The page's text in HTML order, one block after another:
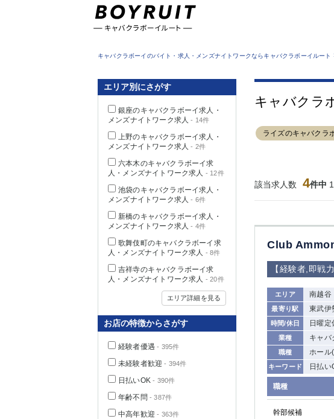
キャバクラボーイのバイト・求人・メンズナイトワークならキャバクラボーイルート
キャバクラ
ライズのキャバクラ
該当求人数 4件中
Club
【経験者,即戦
エリア 南越谷
最寄り駅 東武伊
時間/休日 日曜
業種 キャバ
職種 ホール
キーワード 日払
職種
幹部候補
エリア別にさがす
銀座のキャバクラボーイ求人・
メンズナイトワーク求人 - 14件
上野のキャバクラボーイ求人・
メンズナイトワーク求人 - 2件
六本木のキャバクラボーイ求
人・メンズナイトワーク求人 - 12件
池袋のキャバクラボーイ求人・
メンズナイトワーク求人 - 6件
新橋のキャバクラボーイ求人・
メンズナイトワーク求人 - 4件
歌舞伎町のキャバクラボーイ求
人・メンズナイトワーク求人 - 8件
吉祥寺のキャバクラボーイ求
人・メンズナイトワーク求人 - 20件
エリア詳細を見る
お店の特徴からさがす
経験者優遇 - 395件
未経験者歓迎 - 394件
日払いOK - 390件
年齢不問 - 387件
中高年歓迎 - 363件
東京都 銀座
立川
大山
ひばりヶ
の好立地！
①歌舞伎
新宿
①東武練
成増・板
大山 ②
下赤塚
荻窪
五井